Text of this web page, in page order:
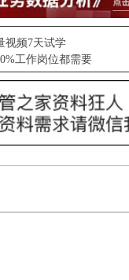
视频7天试学
工作岗位都需要